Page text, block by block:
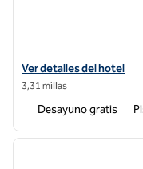
Ver detalles del hotel
Ver detalles del hotel
3,31 millas
Desayuno gratis
1 de 11